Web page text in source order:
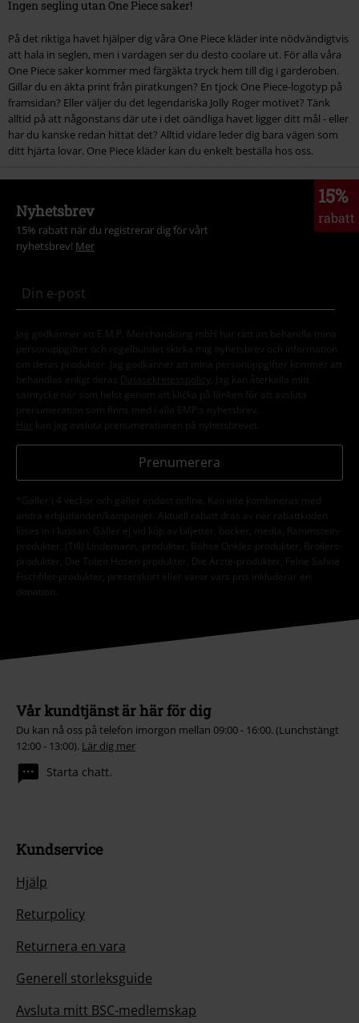
Ingen segling utan One Piece saker!
På det riktiga havet hjälper dig våra One Piece kläder inte nödvändigtvis
att hala in seglen, men i vardagen ser du desto coolare ut. För alla våra
One Piece saker kommer med färgäkta tryck hem till dig i garderoben.
Gillar du en äkta print från piratkungen? En tjock One Piece-logotyp på
framsidan? Eller väljer du det legendariska Jolly Roger motivet? Tänk
alltid på att någonstans där ute i det oändliga havet ligger ditt mål - eller
har du kanske redan hittat det? Alltid vidare leder dig bara vägen som
ditt hjärta lovar. One Piece kläder kan du enkelt beställa hos oss.
15%
rabatt
Nyhetsbrev
15% rabatt när du registrerar dig för vårt
nyhetsbrev! Mer
Jag godkänner att E.M.P. Merchandising mbH har rätt att behandla mina
personuppgifter och regelbundet skicka mig nyhetsbrev och information
om deras produkter. Jag godkänner att mina personuppgifter kommer att
behandlas enligt deras
Datasekretesspolicy
. Jag kan återkalla mitt
samtycke när som helst genom att klicka på länken för att avsluta
prenumeration som finns med i alla EMP:s nyhetsbrev.
Här kan jag avsluta prenumerationen på nyhetsbrevet.
Prenumerera
*Gäller i 4 veckor och gäller endast online. Kan inte kombineras med
andra erbjudanden/kampanjer. Aktuell rabatt dras av när rabattkoden
löses in i kassan. Gäller ej vid köp av biljetter, böcker, media, Rammstein-
produkter, (Till) Lindemann,-produkter, Böhse Onklez-produkter, Broilers-
produkter, Die Toten Hosen-produkter, Die Ärzte-produkter, Feine Sahne
Fischfilet-produkter, presentkort eller varor vars pris inkluderar en
donation.
Vår kundtjänst är här för dig
Du kan nå oss på telefon imorgon mellan 09:00 - 16:00. (Lunchstängt
12:00 - 13:00). Lär dig mer
Starta chatt.
Kundservice
Hjälp
Returpolicy
Returnera en vara
Generell storleksguide
Avsluta mitt BSC-medlemskap